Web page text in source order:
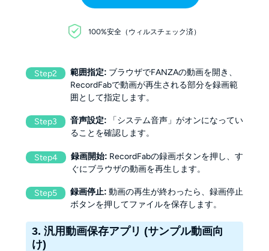
100%安全（ウィルスチェック済）
Step2 範囲指定: ブラウザでFANZAの動画を開き、
RecordFabで動画が再生される部分を録画範
囲として指定します。
Step3 音声設定:
「システム音声」がオンになってい
ることを確認します。
Step4 録画開始: RecordFabの録画ボタンを押し、す
ぐにブラウザの動画を再生します。
Step5 録画停止: 動画の再生が終わったら、録画停止
ボタンを押してファイルを保存します。
3. 汎用動画保存アプリ (サンプル動画向
け)